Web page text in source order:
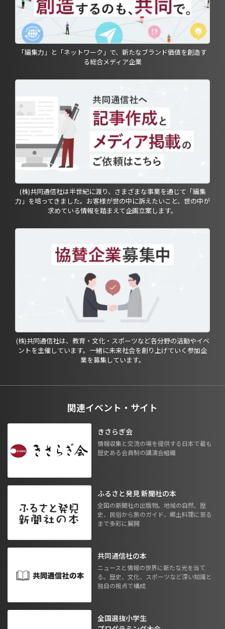
「編集力」と「ネットワーク」で、新たなブランド価値を創造す
る総合メディア企業
(株)共同通信社は半世紀に渡り、さまざまな事業を通じて「編集
力」を培ってきました。お客様が世の中に訴えたいこと、世の中が
求めている情報を踏まえて企画立案します。
(株)共同通信社は、教育・文化・スポーツなど各分野の活動やイベ
ントを主催しています。一緒に未来社会を創り上げていく参加企
業を募集しています。
関連イベント・サイト
きさらぎ会
情報収集と交流の場を提供する日本で最も
歴史ある会員制の講演会組織
ふるさと発見 新聞社の本
全国の新聞社の出版物。地域の自然、歴
史、民俗から旅のガイド、郷土料理に至る
まで多彩に展開
共同通信社の本
ニュースと情報の世界に新たな光を当て
る。歴史、文化、スポーツなど深い知識と
独自の視点で構成
全国選抜小学生